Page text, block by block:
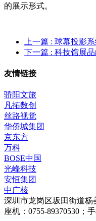
的展示形式。
上一篇 : 球幕投影
下一篇 : 科技馆展
友情链接
骄阳文旅
凡拓数创
丝路视觉
华侨城集团
京东方
万科
BOSE中国
光峰科技
安恒集团
中广核
深圳市龙岗区坂田街道杨
座机：0755-89370530；